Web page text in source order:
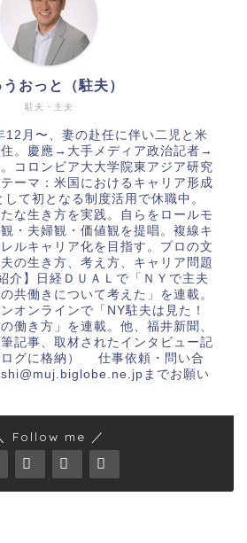
駐夫・主夫
おっと（駐夫）
12月〜、妻の赴任に伴い二児と米
。慶應→大手メディア政治記者→
コロンビア大大学院東アジア研究
ーマ：米国におけるキャリア形成
て初となる制度活用で休職中。
な生き方を実践。自らをロールモ
・夫婦観・価値観を提唱。複線キ
ルキャリア化を目指す。プロの文
の生き方、考え方、キャリア問題
】日経ＤＵＡＬで「ＮＹで主夫
共働きについて考えた」を連載。
オンラインで「NY駐夫は見た！
働き方」を連載。他、福井新聞、
記事、取材されたインタビュー記
ログに格納） 仕事依頼・問い合
までお願い
Follow me ／